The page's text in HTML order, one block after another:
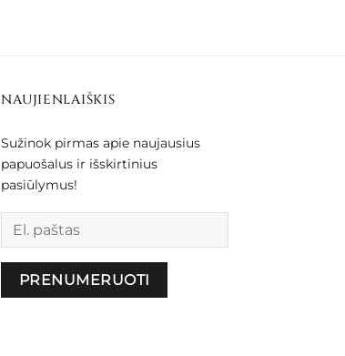
NAUJIENLAIŠKIS
Sužinok pirmas apie naujausius
papuošalus ir išskirtinius
pasiūlymus!
Palikite šį lauką tuščią.